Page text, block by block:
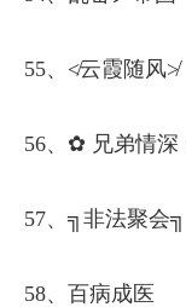
55、≮云霞随风≯
56、✿ 兄弟情
57、╗非法聚会╗
58、百病成医